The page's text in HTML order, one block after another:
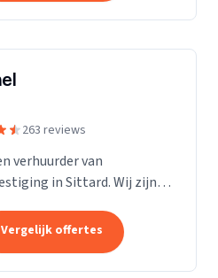
263 reviews
verhuurder van
in Sittard. Wij zijn
Vergelijk offertes